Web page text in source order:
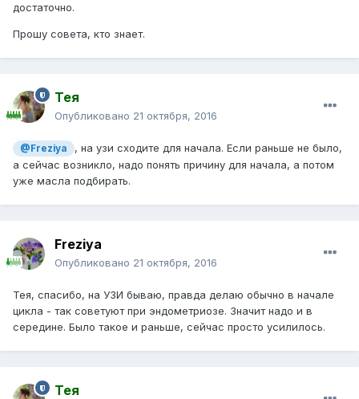
достаточно.
Прошу совета, кто знает.
Тея
Опубликовано 21 октября, 2016
@Freziya
, на узи сходите для начала. Если раньше не было,
а сейчас возникло, надо понять причину для начала, а потом
уже масла подбирать.
Freziya
Опубликовано 21 октября, 2016
Тея, спасибо, на УЗИ бываю, правда делаю обычно в начале
цикла - так советуют при эндометриозе. Значит надо и в
середине. Было такое и раньше, сейчас просто усилилось.
Тея